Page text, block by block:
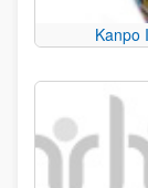
Kanpo